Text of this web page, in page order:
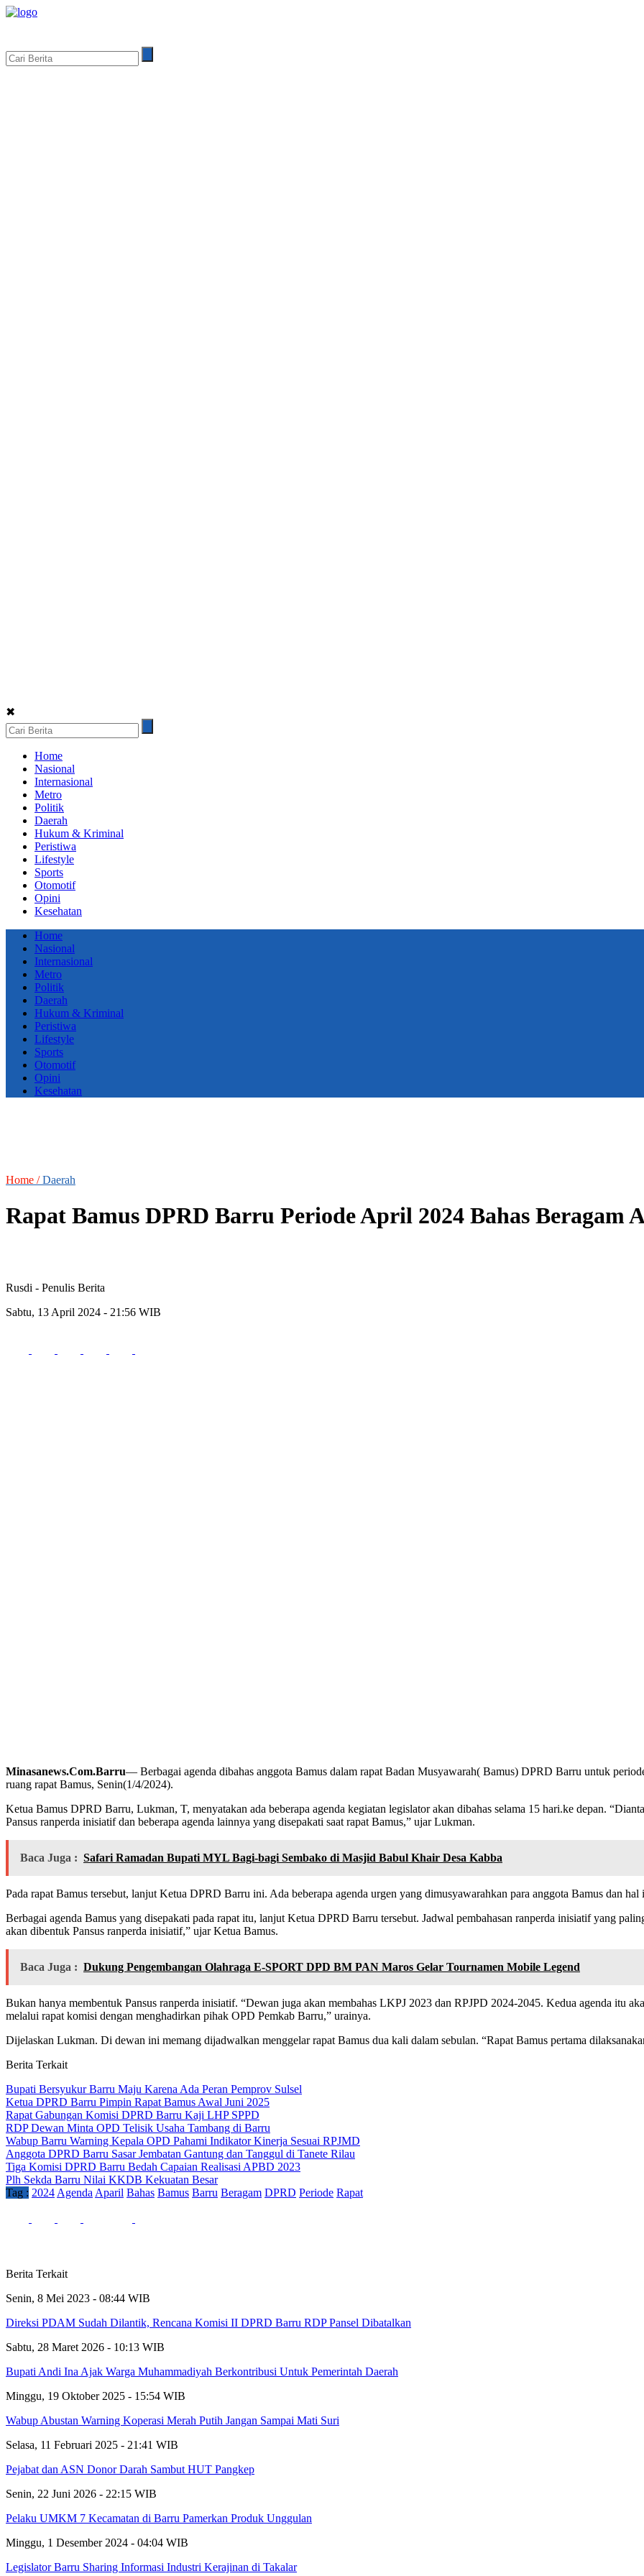
✖
Home
Nasional
Internasional
Metro
Politik
Daerah
Hukum & Kriminal
Peristiwa
Lifestyle
Sports
Otomotif
Opini
Kesehatan
Home
Nasional
Internasional
Metro
Politik
Daerah
Hukum & Kriminal
Peristiwa
Lifestyle
Sports
Otomotif
Opini
Kesehatan
Home /Daerah
Rapat Bamus DPRD Barru Periode April 2024 Bahas Beragam
Rusdi - Penulis Berita
Sabtu, 13 April 2024 - 21:56 WIB
Minasanews.Com.Barru— Berbagai agenda dibahas anggota Bamus dalam rapat Badan Musyawarah( Bamus) DPRD Barru untuk
ruang rapat Bamus, Senin(1/4/2024).
Ketua Bamus DPRD Barru, Lukman, T, menyatakan ada beberapa agenda kegiatan legislator akan dibahas selama 15 hari.ke depan.
Pansus ranperda inisiatif dan beberapa agenda lainnya yang disepakati saat rapat Bamus,” ujar Lukman.
Baca Juga : Safari Ramadan Bupati MYL Bagi-bagi Sembako di Masjid Babul Khair Desa Kabba
Pada rapat Bamus tersebut, lanjut Ketua DPRD Barru ini. Ada beberapa agenda urgen yang dimusyawarahkan para anggota Bamus dan
Berbagai agenda Bamus yang disepakati pada rapat itu, lanjut Ketua DPRD Barru tersebut. Jadwal pembahasan ranperda inisiatif yang
akan dibentuk Pansus ranperda inisiatif,” ujar Ketua Bamus.
Baca Juga : Dukung Pengembangan Olahraga E-SPORT DPD BM PAN Maros Gelar Tournamen Mobile Legend
Bukan hanya membentuk Pansus ranperda inisiatif. “Dewan juga akan membahas LKPJ 2023 dan RPJPD 2024-2045. Kedua agenda itu
melalui rapat komisi dengan menghadirkan pihak OPD Pemkab Barru,” urainya.
Dijelaskan Lukman. Di dewan ini memang dijadwalkan menggelar rapat Bamus dua kali dalam sebulan. “Rapat Bamus pertama
Berita Terkait
Bupati Bersyukur Barru Maju Karena Ada Peran Pemprov Sulsel
Ketua DPRD Barru Pimpin Rapat Bamus Awal Juni 2025
Rapat Gabungan Komisi DPRD Barru Kaji LHP SPPD
RDP Dewan Minta OPD Telisik Usaha Tambang di Barru
Wabup Barru Warning Kepala OPD Pahami Indikator Kinerja Sesuai RPJMD
Anggota DPRD Barru Sasar Jembatan Gantung dan Tanggul di Tanete Rilau
Tiga Komisi DPRD Barru Bedah Capaian Realisasi APBD 2023
Plh Sekda Barru Nilai KKDB Kekuatan Besar
Tag : 2024 Agenda Aparil Bahas Bamus Barru Beragam DPRD Periode Rapat
Berita Terkait
Senin, 8 Mei 2023 - 08:44 WIB
Direksi PDAM Sudah Dilantik, Rencana Komisi II DPRD Barru RDP Pansel Dibatalkan
Sabtu, 28 Maret 2026 - 10:13 WIB
Bupati Andi Ina Ajak Warga Muhammadiyah Berkontribusi Untuk Pemerintah Daerah
Minggu, 19 Oktober 2025 - 15:54 WIB
Wabup Abustan Warning Koperasi Merah Putih Jangan Sampai Mati Suri
Selasa, 11 Februari 2025 - 21:41 WIB
Pejabat dan ASN Donor Darah Sambut HUT Pangkep
Senin, 22 Juni 2026 - 22:15 WIB
Pelaku UMKM 7 Kecamatan di Barru Pamerkan Produk Unggulan
Minggu, 1 Desember 2024 - 04:04 WIB
Legislator Barru Sharing Informasi Industri Kerajinan di Takalar